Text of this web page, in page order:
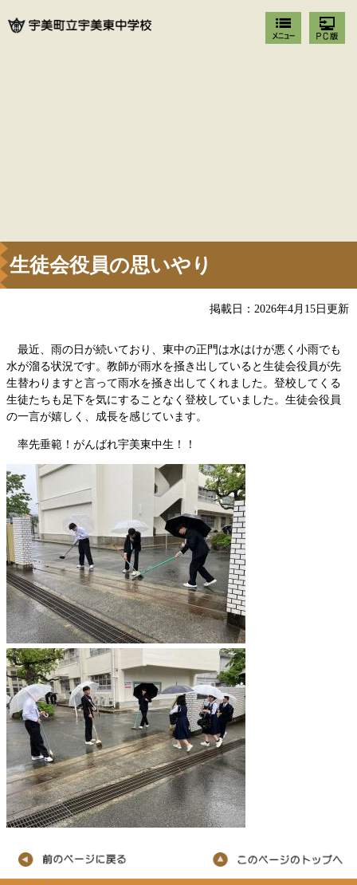
生徒会役員の思いやり
掲載日：2026年4月15日更新
最近、雨の日が続いており、東中の正門は水はけが悪く小雨でも
水が溜る状況です。教師が雨水を掻き出していると生徒会役員が先
生替わりますと言って雨水を掻き出してくれました。登校してくる
生徒たちも足下を気にすることなく登校していました。生徒会役員
の一言が嬉しく、成長を感じています。
率先垂範！がんばれ宇美東中生！！